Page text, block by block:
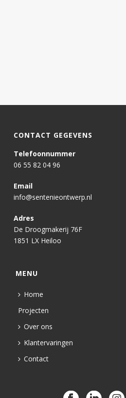
CONTACT GEGEVENS
Telefoonnummer
06 55 82 04 96
Email
info@sentenieontwerp.nl
Adres
De Droogmakerij 76F
1851 LX Heiloo
MENU
Home
Projecten
Over ons
Klantervaringen
Contact